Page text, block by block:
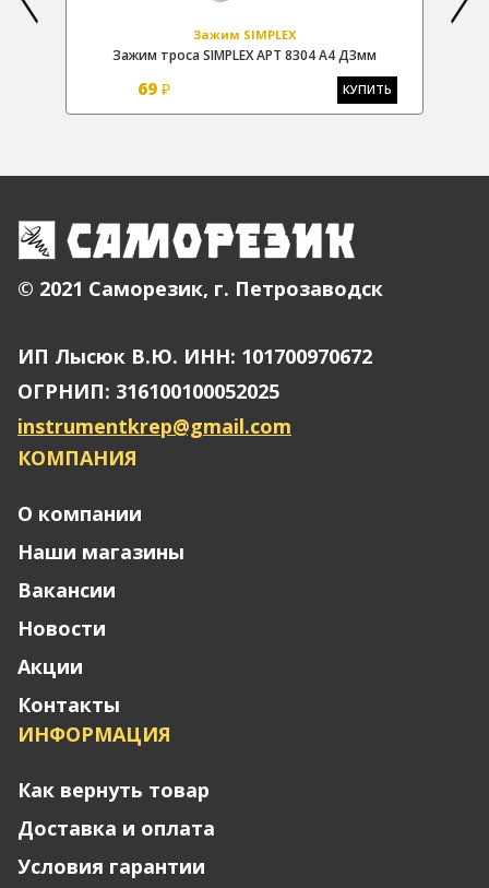
Зажим SIMPLEX
Зажим троса SIMPLEX АРТ 8304 А4 Д3мм
69 ₽ КУПИТЬ
© 2021 Саморезик, г. Петрозаводск
ИП Лысюк В.Ю. ИНН: 101700970672
ОГРНИП: 316100100052025
instrumentkrep@gmail.com
КОМПАНИЯ
О компании
Наши магазины
Вакансии
Новости
Акции
Контакты
ИНФОРМАЦИЯ
Как вернуть товар
Доставка и оплата
Условия гарантии